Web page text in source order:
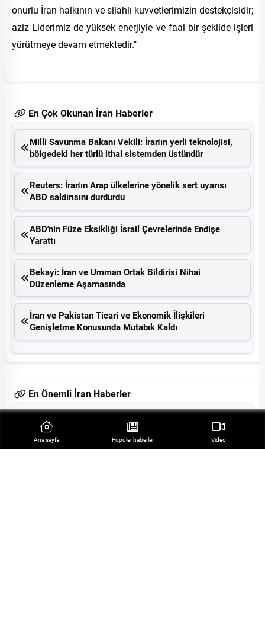
onurlu İran halkının ve silahlı kuvvetlerimizin destekçisidir;
aziz Liderimiz de yüksek enerjiyle ve faal bir şekilde işleri
yürütmeye devam etmektedir."
En Çok Okunan İran Haberler
Milli Savunma Bakanı Vekili: İran'ın yerli teknolojisi,
bölgedeki her türlü ithal sistemden üstündür
Reuters: İran'ın Arap ülkelerine yönelik sert uyarısı
ABD saldırısını durdurdu
ABD'nin Füze Eksikliği İsrail Çevrelerinde Endişe
Yarattı
Bekayi: İran ve Umman Ortak Bildirisi Nihai
Düzenleme Aşamasında
İran ve Pakistan Ticari ve Ekonomik İlişkileri
Genişletme Konusunda Mutabık Kaldı
En Önemli İran Haberler
İran Dışişleri Bakanı'ndan Zenginleştirme Dahil
Nükleer Enerjiye Vurgu
Ana sayfa Popüler haberler Video